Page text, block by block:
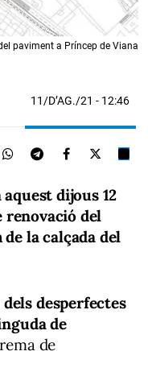
paviment a Príncep de Viana
11/D’AG./21 - 12:46
dijous 12
renovació del
la calçada del
desperfectes
de
de